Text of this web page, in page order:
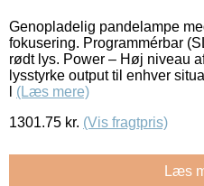
Genopladelig pandelampe
fokusering. Programmérbar
rødt lys. Power – Høj niveau
lysstyrke output til enhver
(Læs mere)
1301.75 kr. (Vis fragtpris)
Læs